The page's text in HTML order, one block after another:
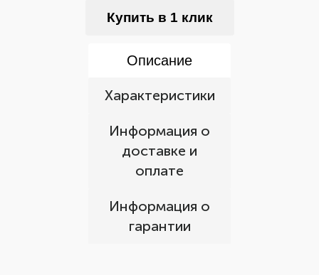
Купить в 1 клик
Описание
Характеристики
Информация о
доставке и
оплате
Информация о
гарантии